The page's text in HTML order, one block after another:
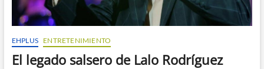
EHPLUS ENTRETENIMIENTO
El legado salsero de Lalo Rodríguez